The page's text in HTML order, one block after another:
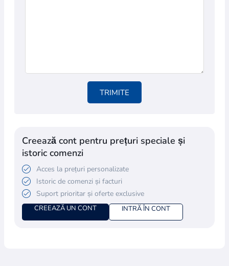
TRIMITE
Creează cont pentru prețuri speciale și
istoric comenzi
Acces la prețuri personalizate
Istoric de comenzi și facturi
Suport prioritar și oferte exclusive
CREEAZĂ UN CONT INTRĂ ÎN CONT